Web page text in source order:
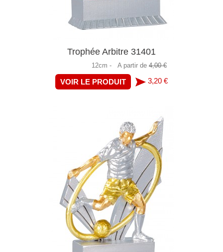
Trophée Arbitre 31401
12cm - A partir de 4,00 €
VOIR LE PRODUIT 3,20 €